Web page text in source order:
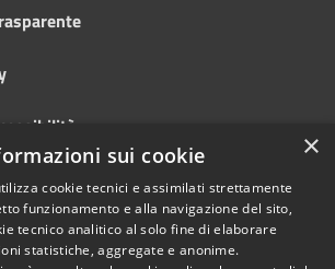
2026
Copyright © 2026 • Comune di
×
sui cookie
cookie tecnici e assimilati strettamente
funzionamento e alla navigazione del sito,
tecnico analitico al solo fine di elaborare
statistiche, aggregate e anonime.